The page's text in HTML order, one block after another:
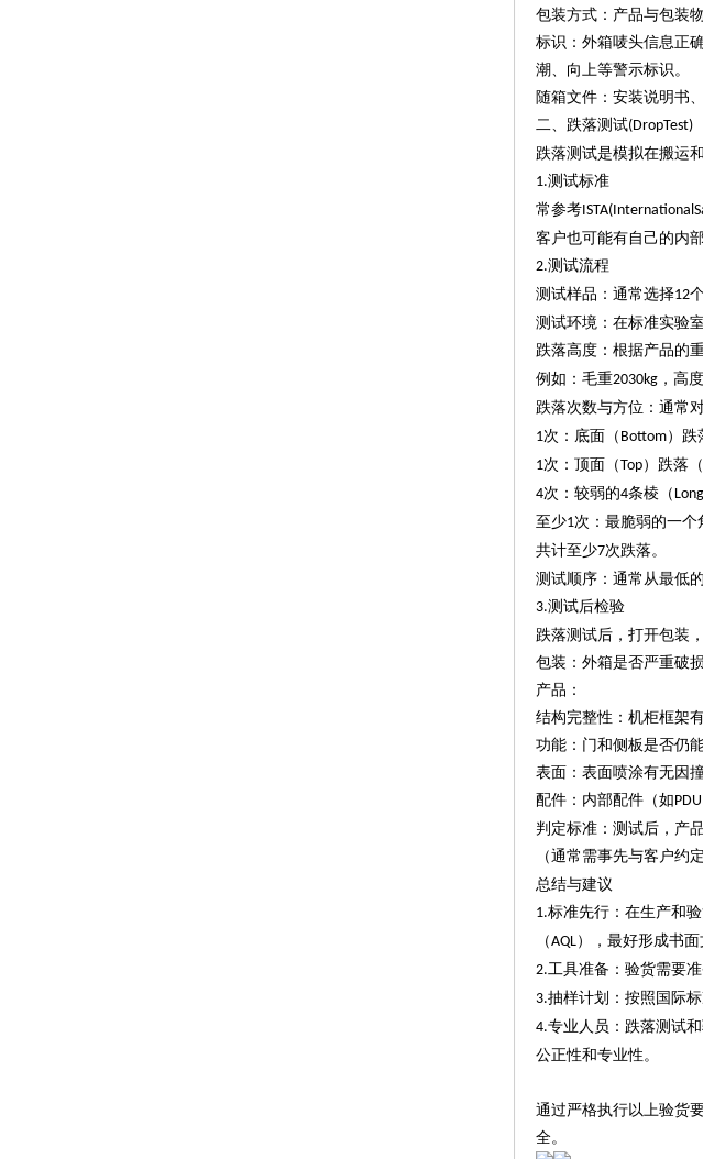
包装方式：产品与包装
标识：外箱唛头信息正
潮、向上等警示标识。
随箱文件：安装说明书
二、跌落测试(DropTest)
跌落测试是模拟在搬运
1.测试标准
常参考
客户也可能有自己的内部
2.测试流程
测试样品：通常选择12
测试环境：在标准实验
跌落高度：根据产品的
例如：毛重2030kg ，高
跌落次数与方位：通常
1次：底面（ Bottom）跌
1次：顶面（Top）跌落
4次：较弱的4条棱（
至少1次：最脆弱的一个
共计至少7次跌落。
测试顺序：通常从最低
3.测试后检验
跌落测试后，打开包装
包装：外箱是否严重破
产品：
结构完整性：机柜框架
功能：门和侧板是否仍
表面：表面喷涂有无因
配件：内部配件（如PDU
判定标准：测试后，产
（通常需事先与客户约定
总结与建议
1.标准先行：在生产和
（AQL），最好形成书
2.工具准备：验货需要
3.抽样计划：按照国际
4.专业人员：跌落测试
公正性和专业性。
通过严格执行以上验货
全。